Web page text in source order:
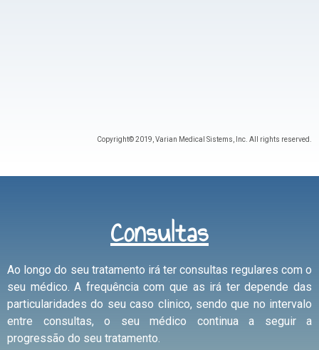
Copyright© 2019, Varian Medical Sistems, Inc. All rights reserved.
Consultas
Ao longo do seu tratamento irá ter consultas regulares com o
seu médico. A frequência com que as irá ter depende das
particularidades do seu caso clinico, sendo que no intervalo
entre consultas, o seu médico continua a seguir a
progressão do seu tratamento.